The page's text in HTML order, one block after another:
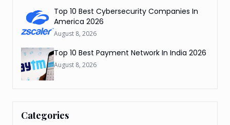
Top 10 Best Cybersecurity Companies In
America 2026
August 8, 2026
Top 10 Best Payment Network In India 2026
August 8, 2026
Categories